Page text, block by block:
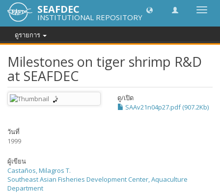
SEAFDEC
INSTITUTIONAL REPOSITORY
ดูรายการ
Milestones on tiger shrimp R&D
at SEAFDEC
ดู/เปิด
SAAv21n04p27.pdf (907.2Kb)
วันที่
1999
ผู้เขียน
Castaños, Milagros T.
Southeast Asian Fisheries Development Center, Aquaculture
Department